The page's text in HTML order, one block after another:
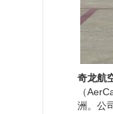
奇龙航
（
洲。公